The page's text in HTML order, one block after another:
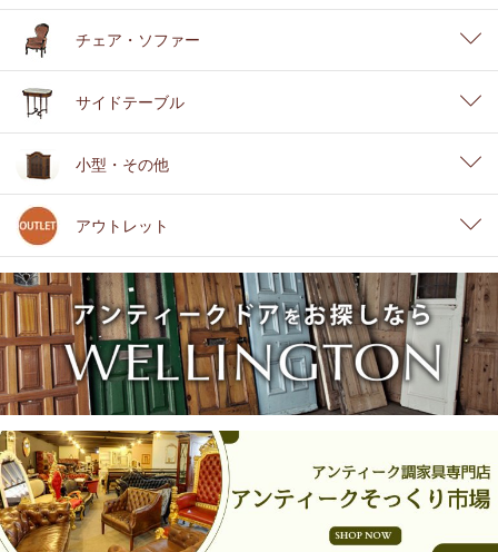
チェア・ソファー
サイドテーブル
小型・その他
アウトレット